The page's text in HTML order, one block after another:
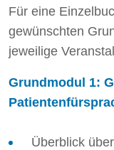
Für eine
gewünschten
jeweilige
Grundmodul 1:
Überblick